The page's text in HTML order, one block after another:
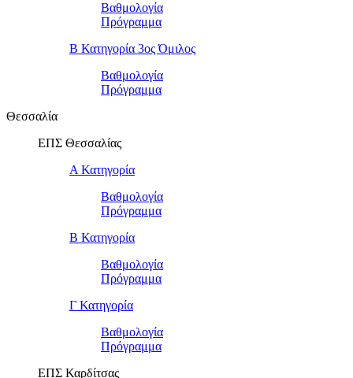
Βαθμολογία
Πρόγραμμα
Β Κατηγορία 3ος Όμιλος
Βαθμολογία
Πρόγραμμα
Θεσσαλία
ΕΠΣ Θεσσαλίας
Α Κατηγορία
Βαθμολογία
Πρόγραμμα
Β Κατηγορία
Βαθμολογία
Πρόγραμμα
Γ Κατηγορία
Βαθμολογία
Πρόγραμμα
ΕΠΣ Καρδίτσας